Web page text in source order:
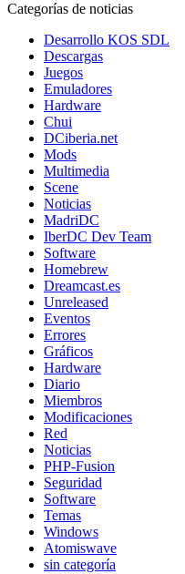
Categorías de noticias
Desarrollo KOS SDL
Descargas
Juegos
Emuladores
Hardware
Chui
DCiberia.net
Mods
Multimedia
Scene
Noticias
MadriDC
IberDC Dev Team
Software
Homebrew
Dreamcast.es
Unreleased
Eventos
Errores
Gráficos
Hardware
Diario
Miembros
Modificaciones
Red
Noticias
PHP-Fusion
Seguridad
Software
Temas
Windows
Atomiswave
sin categoría